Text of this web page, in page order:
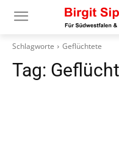
Schlagworte Geflüchtete
Tag: